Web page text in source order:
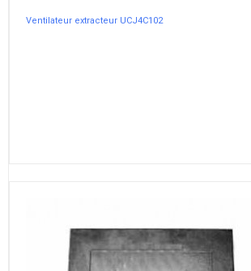
Ventilateur extracteur UCJ4C102